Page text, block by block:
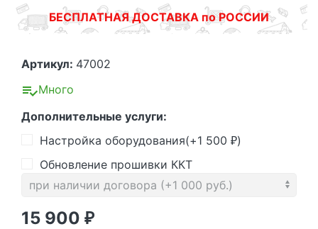
БЕСПЛАТНАЯ ДОСТАВКА по РОССИИ
Артикул: 47002
Много
Дополнительные услуги:
Настройка оборудования(+1 500 ₽)
Обновление прошивки ККТ
15 900 ₽